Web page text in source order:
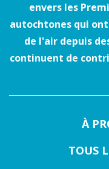
envers les
autochtones qui
de l'air depuis
continuent de
À
TOUS